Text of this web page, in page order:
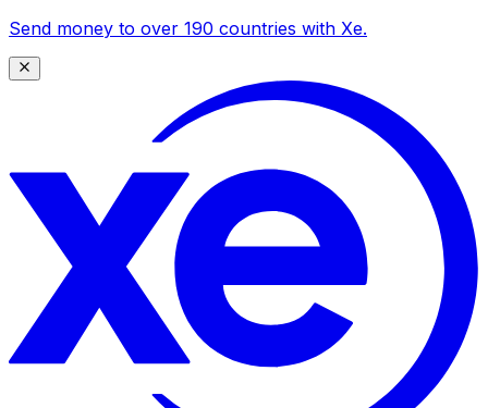
Send money to over 190 countries with Xe.